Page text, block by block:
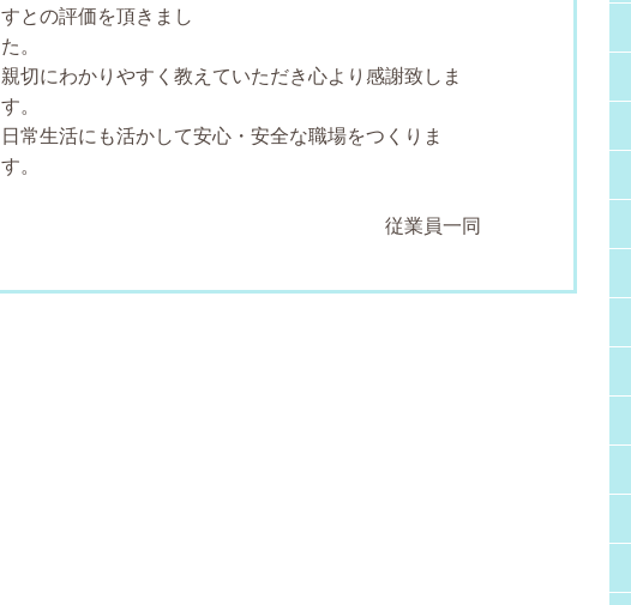
すとの評価を頂きまし
親切にわかりやすく教えていただき心より感謝致しま
日常生活にも活かして安心・安全な職場をつくりま
従業員一同